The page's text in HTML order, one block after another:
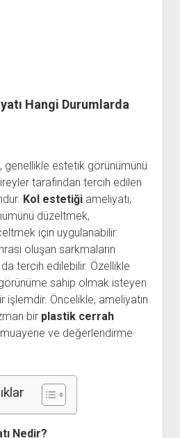
İletişim
Hangi Durumlarda
genellikle estetik görünümünü
tarafından tercih edilen
Kol estetiğiameliyatı,
düzeltmek,
için uygulanabilir.
oluşan sarkmaların
tercih edilebilir. Özellikle
sahip olmak isteyen
işlemdir. Öncelikle, ameliyatın
bir plastik cerrah
ve değerlendirme
Nedir?